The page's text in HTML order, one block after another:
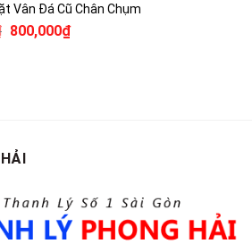
5,100,000₫.là:
Vân Đá Cũ Chân Chụm
Giá
800,000₫Giá